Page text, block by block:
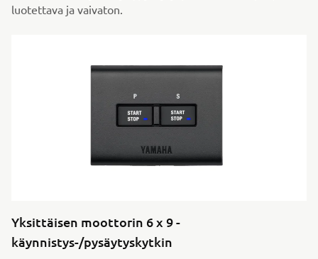
luotettava ja vaivaton.
Yksittäisen moottorin 6 x 9 -
käynnistys-/pysäytyskytkin